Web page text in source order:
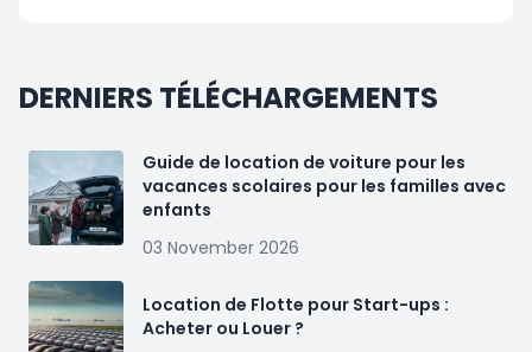
DERNIERS TÉLÉCHARGEMENTS
Guide de location de voiture pour les
vacances scolaires pour les familles avec
enfants
03 November 2026
Location de Flotte pour Start-ups :
Acheter ou Louer ?